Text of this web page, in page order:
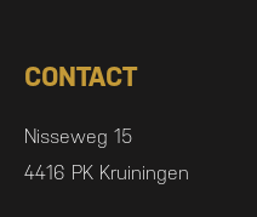
CONTACT
Nisseweg 15
4416 PK Kruiningen